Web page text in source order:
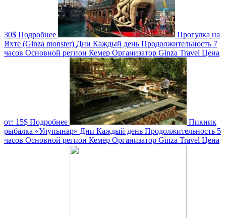
30$ Подробнее
Прогулка на
Яхте (Ginza monster) Дни Каждый день Продолжительность 7
часов Основной регион Кемер Организатор Ginza Travel Цена
от: 15$ Подробнее
Пикник
рыбалка «Улупынар» Дни Каждый день Продолжительность 5
часов Основной регион Кемер Организатор Ginza Travel Цена